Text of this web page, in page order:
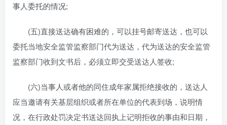
事人委托的情况;
(五)直接送达确有困难的，可以挂号邮寄送达，也可以
委托当地安全监管监察部门代为送达，代为送达的安全监管
监察部门收到文书后，必须立即交受送达人签收;
(六)当事人或者他的同住成年家属拒绝接收的，送达人
应当邀请有关基层组织或者所在单位的代表到场，说明情
况，在行政处罚决定书送达回执上记明拒收的事由和日期，